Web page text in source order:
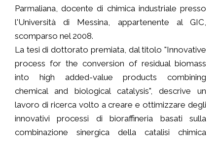
Parmaliana, docente di chimica industriale presso
l'Università di Messina, appartenente al GIC,
scomparso nel 2008.
La tesi di dottorato premiata, dal titolo "Innovative
process for the conversion of residual biomass
into high added-value products combining
chemical and biological catalysis", descrive un
lavoro di ricerca volto a creare e ottimizzare degli
innovativi processi di bioraffineria basati sulla
combinazione sinergica della catalisi chimica